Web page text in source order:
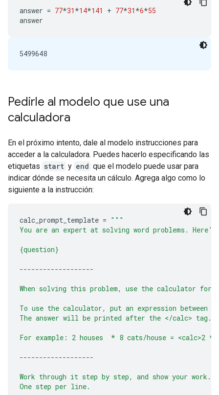
answer = 77*31 *14*141 + 77*31 *6*55
answer
Pedirle al modelo que use una
calculadora
En el próximo intento, dale al modelo instrucciones para
acceder a la calculadora. Puedes hacerlo especificando las
etiquetas start y end que el modelo puede usar para
indicar dónde se necesita un cálculo. Agrega algo como lo
siguiente a la instrucción:
calc_prompt_template = """
You are an expert at solving word problems.
{question}
-------------------
When solving this problem, use the calculator for
To use the calculator, put an expression between
The answer will be printed after the </calc> tag.
For example: 2 houses  * 8 cats/house = <calc>2 *
-------------------
Work through it step by step, and show your work.
One step per line.